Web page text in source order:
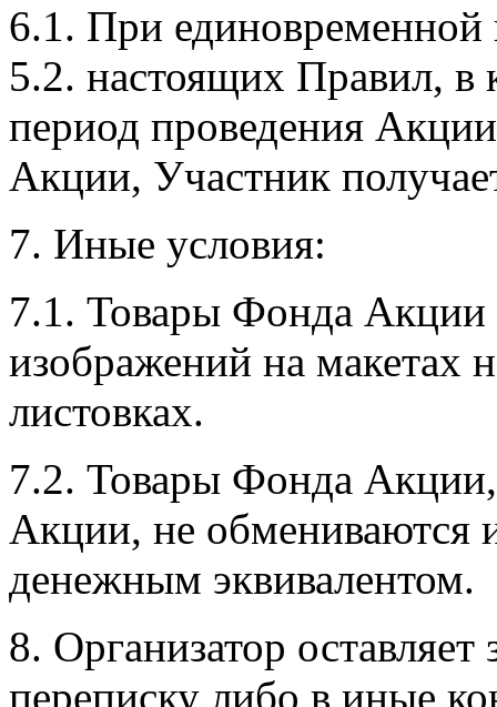
6.1. При единовременной
5.2. настоящих Правил, в
период проведения
Акции, Участник
7. Иные условия:
7.1. Товары Фонда Акции
изображений на макетах
листовках.
7.2. Товары Фонда
Акции, не обмениваются
денежным эквивалентом.
8. Организатор оставляет
переписку либо в иные